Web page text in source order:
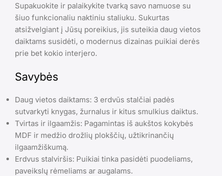
Supakuokite ir palaikykite tvarką savo namuose su
šiuo funkcionaliu naktiniu staliuku. Sukurtas
atsižvelgiant į Jūsų poreikius, jis suteikia daug vietos
daiktams susidėti, o modernus dizainas puikiai derės
prie bet kokio interjero.
Savybės
Daug vietos daiktams: 3 erdvūs stalčiai padės
sutvarkyti knygas, žurnalus ir kitus smulkius daiktus.
Tvirtas ir ilgaamžis: Pagamintas iš aukštos kokybės
MDF ir medžio drožlių plokščių, užtikrinančių
ilgaamžiškumą.
Erdvus stalviršis: Puikiai tinka pasidėti puodeliams,
paveikslų rėmeliams ar augalams.